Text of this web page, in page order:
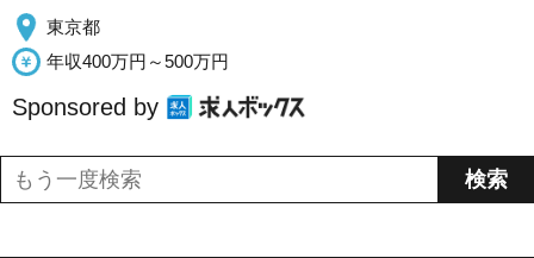
東京都
年収400万円～500万円
Sponsored by